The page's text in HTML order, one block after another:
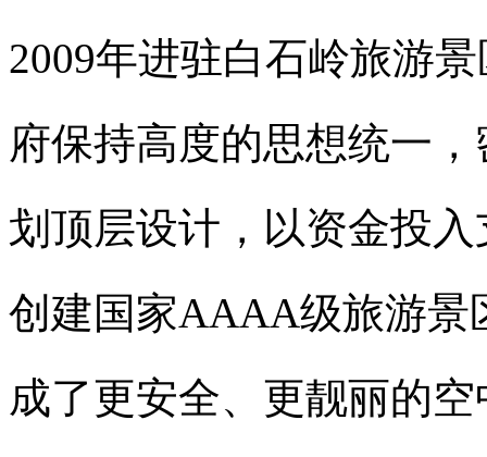
2009年进驻白石岭旅游
府保持高度的思想统一
划顶层设计，以资金投
创建国家AAAA级旅游景
成了更安全、更靓丽的